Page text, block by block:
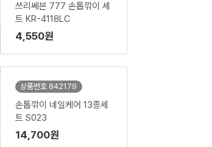
쓰리쎄븐 777 손톱깎이 세
트 KR-4118LC
4,550원
상품번호 842179
손톱깎이 네일케어 13종세
트 S023
14,700원